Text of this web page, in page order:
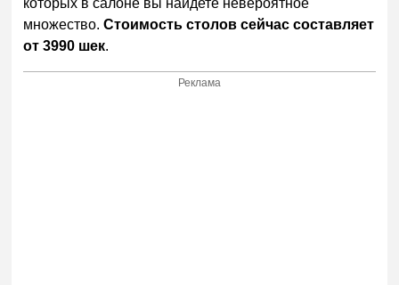
которых в салоне вы найдете невероятное
множество.Стоимость столов сейчас составляет
от 3990 шек.
Реклама